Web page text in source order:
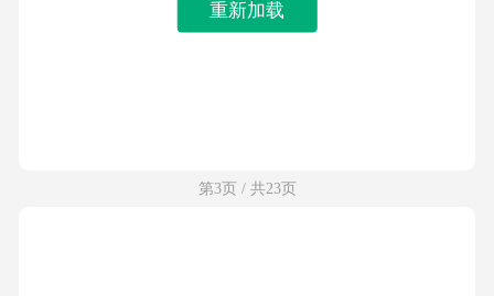
重新加载
第3页 / 共23页